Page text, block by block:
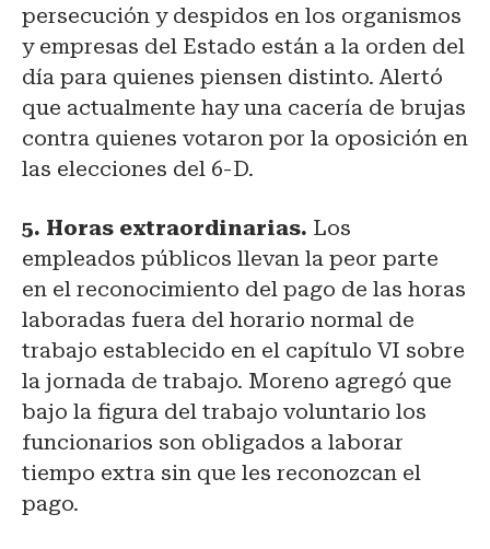
persecución y despidos en los organismos
y empresas del Estado están a la orden del
día para quienes piensen distinto. Alertó
que actualmente hay una cacería de brujas
contra quienes votaron por la oposición en
las elecciones del 6-D.
5. Horas extraordinarias. Los
empleados públicos llevan la peor parte
en el reconocimiento del pago de las horas
laboradas fuera del horario normal de
trabajo establecido en el capítulo VI sobre
la jornada de trabajo. Moreno agregó que
bajo la figura del trabajo voluntario los
funcionarios son obligados a laborar
tiempo extra sin que les reconozcan el
pago.